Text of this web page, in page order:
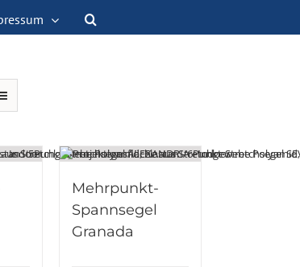
Mehrpunkt-
Spannsegel
Granada